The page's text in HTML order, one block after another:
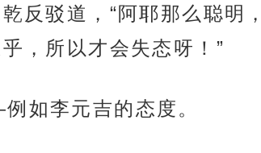
反驳道，“阿耶那么聪明
，所以才会失态呀！”
如李元吉的态度。